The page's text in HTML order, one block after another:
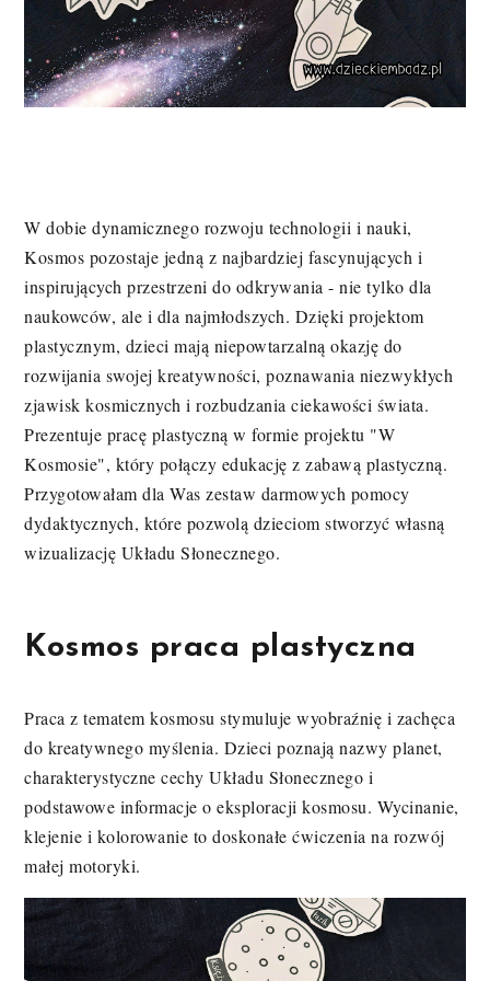
W dobie dynamicznego rozwoju technologii i nauki,
Kosmos pozostaje jedną z najbardziej fascynujących i
inspirujących przestrzeni do odkrywania - nie tylko dla
naukowców, ale i dla najmłodszych. Dzięki projektom
plastycznym, dzieci mają niepowtarzalną okazję do
rozwijania swojej kreatywności, poznawania niezwykłych
zjawisk kosmicznych i rozbudzania ciekawości świata.
Prezentuje pracę plastyczną w formie projektu "W
Kosmosie", który połączy edukację z zabawą plastyczną.
Przygotowałam dla Was zestaw darmowych pomocy
dydaktycznych, które pozwolą dzieciom stworzyć własną
wizualizację Układu Słonecznego.
Kosmos praca plastyczna
Praca z tematem kosmosu stymuluje wyobraźnię i zachęca
do kreatywnego myślenia. Dzieci poznają nazwy planet,
charakterystyczne cechy Układu Słonecznego i
podstawowe informacje o eksploracji kosmosu. Wycinanie,
klejenie i kolorowanie to doskonałe ćwiczenia na rozwój
małej motoryki.